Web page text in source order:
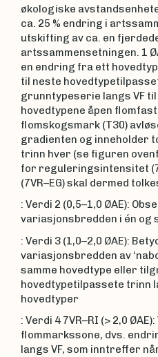
økologiske
ca. 25 % endring i
utskifting av ca. en
artssammensetningen. 1
en endring fra ett
til neste
grunntypeserie langs VF til
hovedtypene åpen
flomskogsmark (T30)
gradienten og inneholder
trinn hver (se figuren
for reguleringsintensitet
(7VR–EG) skal dermed
: Verdi 2 (0,5–1,0 ØAE):
variasjonsbredden i én og
: Verdi 3 (1,0–2,0 ØAE):
variasjonsbredden av
samme hovedtype eller
hovedtypetilpassete trinn
hovedtyper
: Verdi 4 7VR–RI (> 2,0
flommarkssone, dvs.
langs VF, som inntreffer